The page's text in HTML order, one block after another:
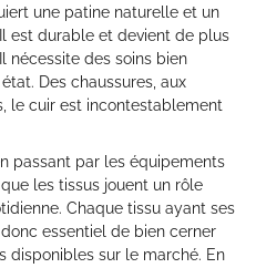
une patine naturelle et un
est durable et devient de plus
nécessite des soins bien
Des chaussures, aux
le cuir est incontestablement
passant par les équipements
les tissus jouent un rôle
Chaque tissu ayant ses
essentiel de bien cerner
disponibles sur le marché. En